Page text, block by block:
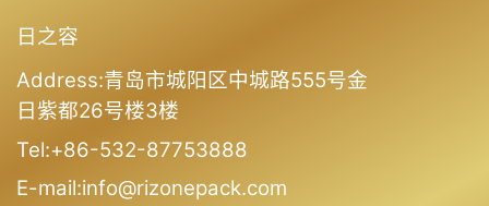
日之容
Address:青岛市城阳区中城路555号金
日紫都26号楼3楼
Tel:+86-532-87753888
E-mail:info@rizonepack.com